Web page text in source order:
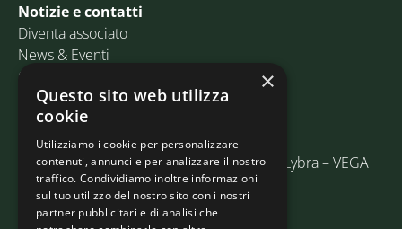
Notizie e contatti
Diventa associato
News & Eventi
Contatti
Email:info@assosped.it
PEC: assospedvenezia@pec.fedespedi.it
Indirizzo: Via delle Industrie, 19/C Edificio Lybra – VEGA
30175 Marghera (VE)
×
Questo sito web utilizza
cookie
Utilizziamo i cookie per personalizzare
contenuti, annunci e per analizzare il nostro
traffico. Condividiamo inoltre informazioni
sul tuo utilizzo del nostro sito con i nostri
partner pubblicitari e di analisi che